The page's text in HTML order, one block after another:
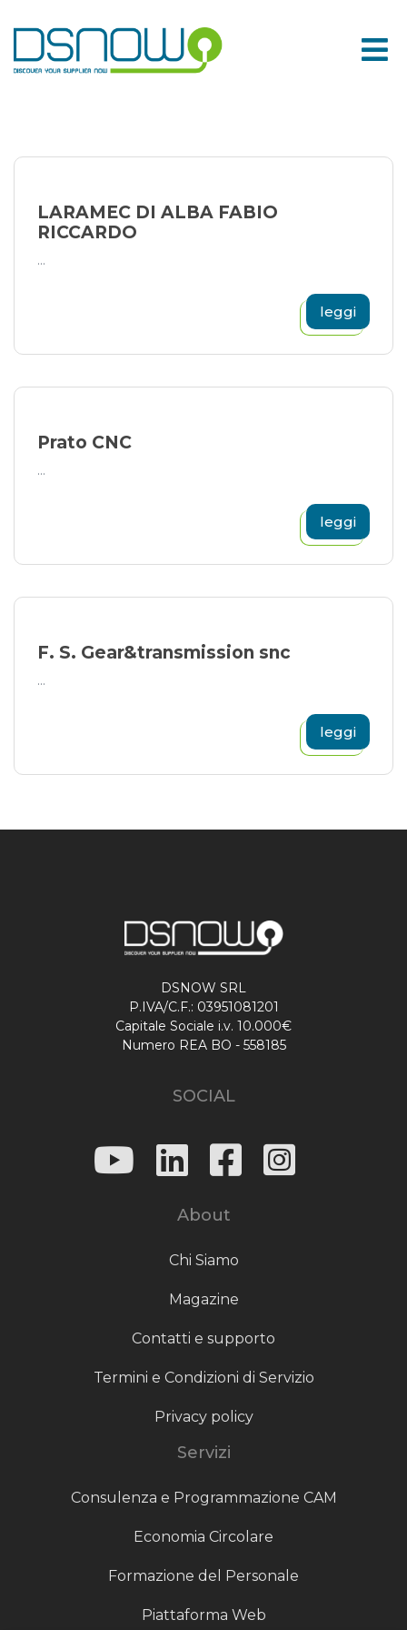
to
content
LARAMEC DI ALBA FABIO
RICCARDO
...
leggi
Prato CNC
...
leggi
F. S. Gear&transmission snc
...
leggi
DSNOW SRL
P.IVA/C.F.: 03951081201
Capitale Sociale i.v. 10.000€
Numero REA BO - 558185
SOCIAL
About
Chi Siamo
Magazine
Contatti e supporto
Termini e Condizioni di Servizio
Privacy policy
Servizi
Consulenza e Programmazione CAM
Economia Circolare
Formazione del Personale
Piattaforma Web